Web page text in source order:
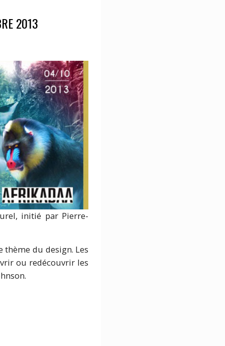
2013
initié par Pierre-
du design. Les
ou redécouvrir les